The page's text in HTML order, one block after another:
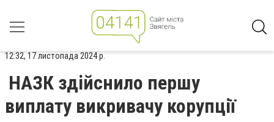
12:32, 17 листопада 2024 р.
НАЗК здійснило першу
виплату викривачу корупції